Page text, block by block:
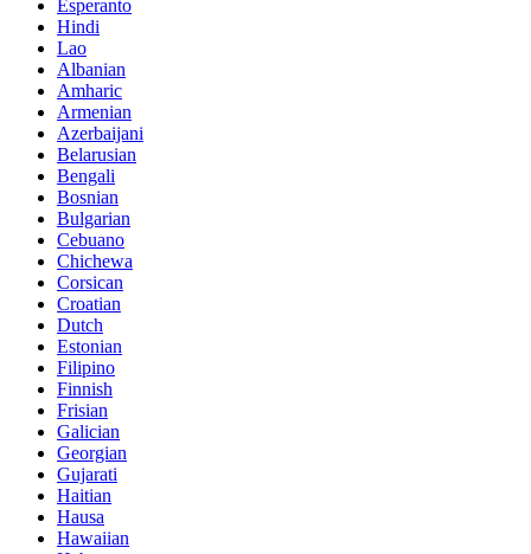
Esperanto
Hindi
Lao
Albanian
Amharic
Armenian
Azerbaijani
Belarusian
Bengali
Bosnian
Bulgarian
Cebuano
Chichewa
Corsican
Croatian
Dutch
Estonian
Filipino
Finnish
Frisian
Galician
Georgian
Gujarati
Haitian
Hausa
Hawaiian